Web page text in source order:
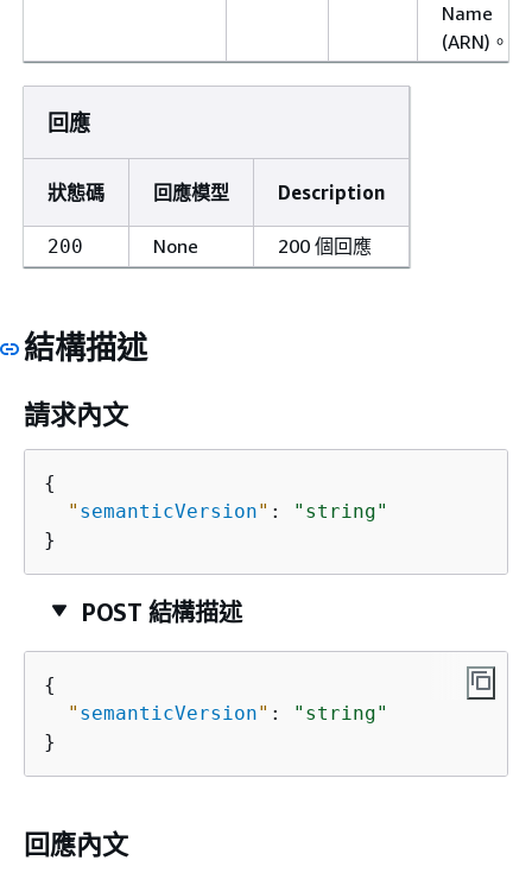
Name
(ARN)。
回應
狀態碼 回應模型 Description
200 None 200 個回應
結構描述
請求內文
{
" semanticVersion" :
"string"
}
POST 結構描述
{
" semanticVersion" :
"string"
}
回應內文